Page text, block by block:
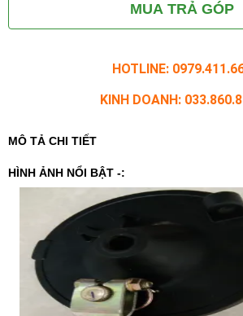
MUA TRẢ GÓP
HOTLINE:
KINH DOANH:
MÔ TẢ CHI TIẾT
HÌNH ẢNH NỔI BẬT -: